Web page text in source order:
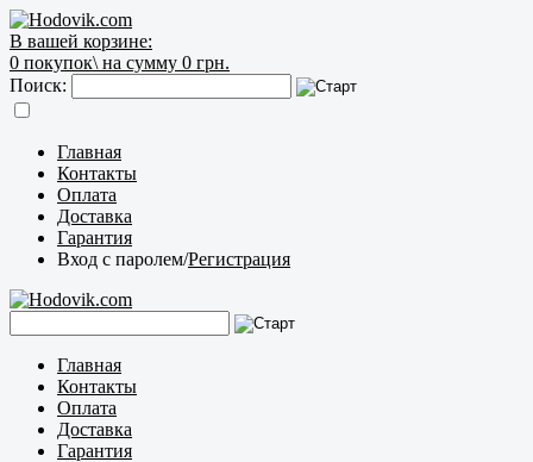
В вашей корзине:
0 покупок\ на сумму 0 грн.
Поиск:
Главная
Контакты
Оплата
Доставка
Гарантия
Вход с паролем/Регистрация
Главная
Контакты
Оплата
Доставка
Гарантия